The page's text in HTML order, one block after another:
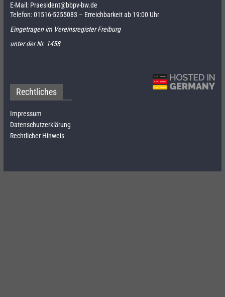
E-Mail: Praesident@bbpv-bw.de
Telefon:01516-5255083 – Erreichbarkeit ab 19:00 Uhr
Eingetragen im Vereinsregister Freiburg
unter der Nr. 1458
Rechtliches
Impressum
Datenschutzerklärung
Rechtlicher Hinweis